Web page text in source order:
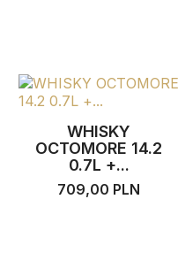
WHISKY
OCTOMORE 14.2
0.7L +...
709,00 PLN